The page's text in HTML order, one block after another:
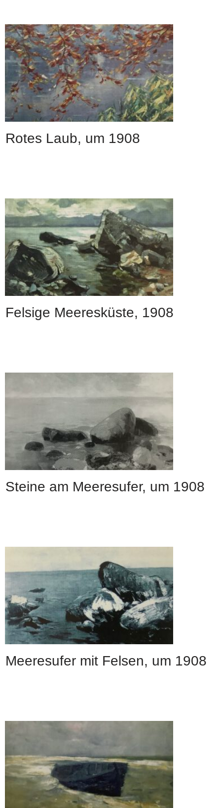
Rotes Laub, um 1908
Felsige Meeresküste, 1908
Steine am Meeresufer, um 1908
Meeresufer mit Felsen, um 1908